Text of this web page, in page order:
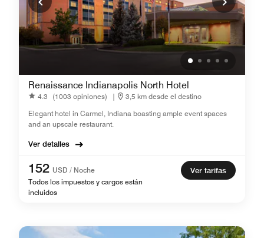
Renaissance Indianapolis North Hotel
4.3 (1003 opiniones) |
3,5 km desde el destino
Elegant hotel in Carmel, Indiana boasting ample event spaces
and an upscale restaurant.
Ver detalles
152 USD / Noche
Todos los impuestos y cargos están
incluidos
Ver tarifas